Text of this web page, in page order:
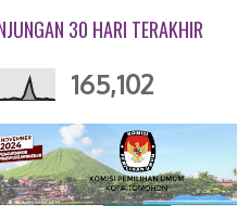
30 HARI TERAKHIR
165,102